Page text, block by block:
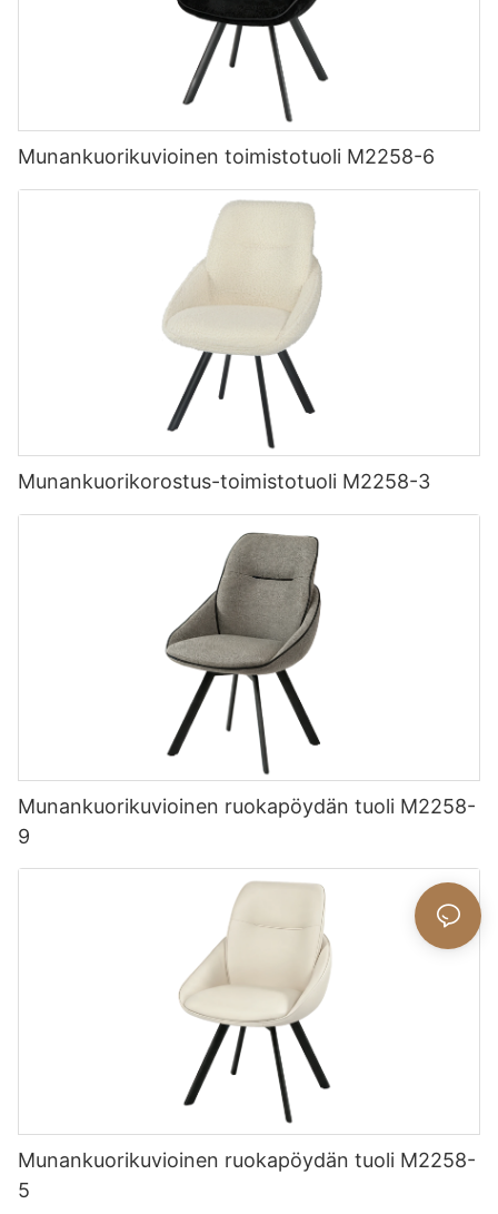
Munankuorikuvioinen toimistotuoli M2258-6
Munankuorikorostus-toimistotuoli M2258-3
Munankuorikuvioinen ruokapöydän tuoli M2258-
9
Munankuorikuvioinen ruokapöydän tuoli M2258-
5